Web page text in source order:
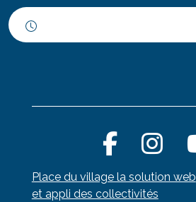
Place du village la solution web
et appli des collectivités